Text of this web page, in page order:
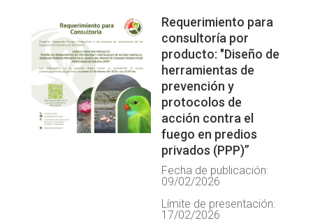
Requerimiento para
consultoría por
producto: "Diseño de
herramientas de
prevención y
protocolos de
acción contra el
fuego en predios
privados (PPP)”
Fecha de publicación:
09/02/2026
Límite de presentación:
17/02/2026